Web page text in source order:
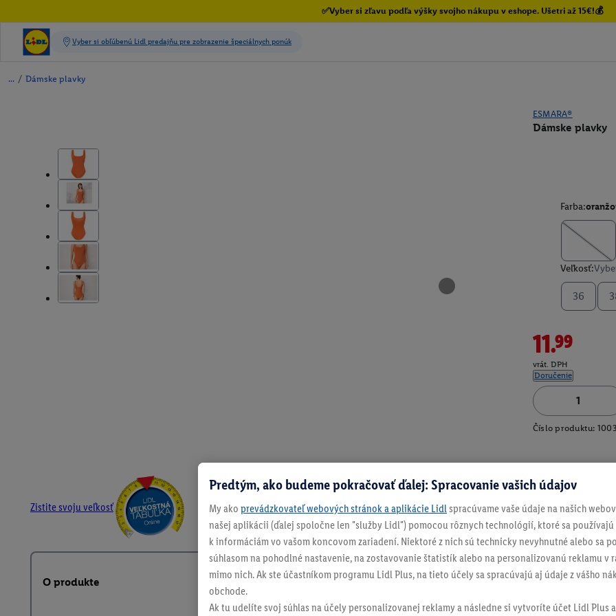
✅Vyber si zľavu podľa výšky svojho nákupu v eshope. Ušetri až 15€!💰
/ Dámske plavky
ESMARA®
Dámske plavky
Farba:
Veľkosť:
36
11.99
vrát. DPH
Doručenie
Číslo produktu:
Zistite svoju veľkosť
O produkte
Predtým, ako budeme pokračovať ďalej: Spracovanie vašich údajov
My ako prevádzkovateľ webových stránok a aplikácie Lidl spracúvame vaše údaje na našich
našej aplikácii (ďalej spoločne len "služby Lidl") pomocou rôznych technológií, ktoré sa
k informáciám vo vašom koncovom zariadení. Niektoré z nich sú technicky nevyhnutné alebo sa
súhlasom na pohodlné nastavenie, na zostavovanie štatistík alebo na personalizovanú reklamu v
mimo nich. Ak ste účastníkom programu Lidl Plus, na tieto účely sa spracúvajú aj údaje z vášho
obchode.
Ak tu udelíte svoj súhlas na účely personalizovanej reklamy a následne si vytvoríte účet Lidl Plus